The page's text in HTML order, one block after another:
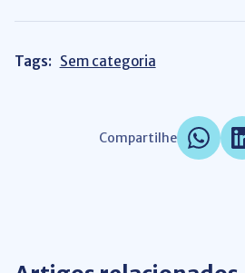
Tags: Sem categoria
Compartilhe